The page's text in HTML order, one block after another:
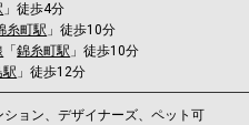
」徒歩4分
糸町駅 」徒歩10分
「錦糸町駅 」徒歩10分
駅 」徒歩12分
ション、デザイナーズ、ペット可